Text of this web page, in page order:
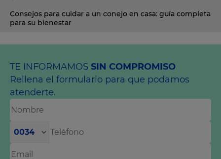
Consejos para cuidar a un conejo en casa: guía completa
para su bienestar
TE INFORMAMOS SIN COMPROMISO
Rellena el formulario para que podamos
atenderte.
0034